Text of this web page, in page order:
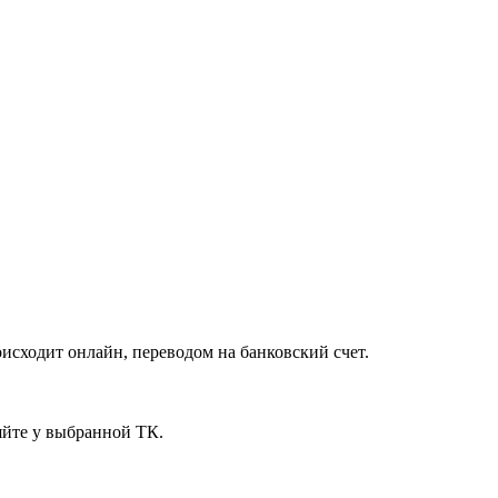
онлайн, переводом на банковский счет.
у выбранной ТК.